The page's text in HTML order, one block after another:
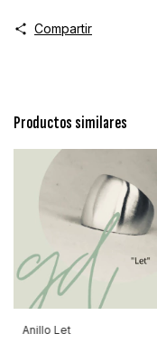
Compartir
Productos similares
Anillo Let